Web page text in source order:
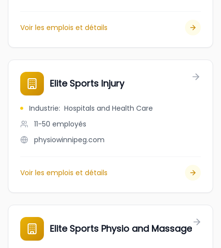
Voir les emplois et détails
Elite Sports Injury
Industrie: Hospitals and Health Care
11-50 employés
physiowinnipeg.com
Voir les emplois et détails
Elite Sports Physio and Massage